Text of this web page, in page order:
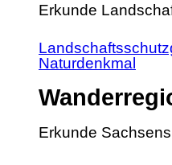
Erkunde
Naturdenkmal
Erkunde